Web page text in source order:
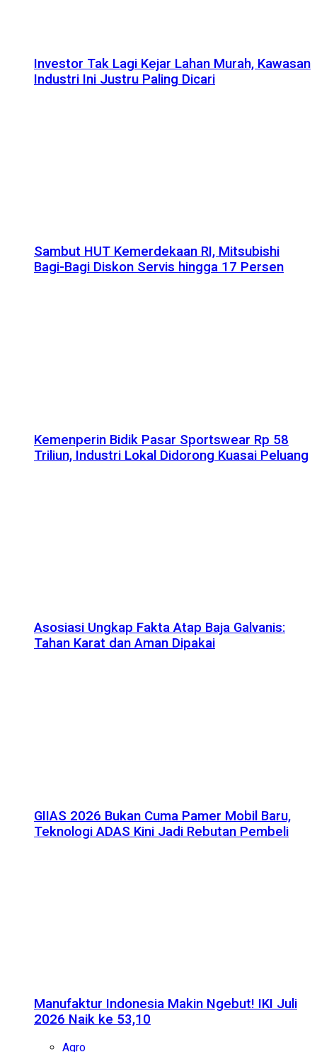
Investor Tak Lagi Kejar Lahan Murah, Kawasan
Industri Ini Justru Paling Dicari
Sambut HUT Kemerdekaan RI, Mitsubishi
Bagi-Bagi Diskon Servis hingga 17 Persen
Kemenperin Bidik Pasar Sportswear Rp 58
Triliun, Industri Lokal Didorong Kuasai Peluang
Asosiasi Ungkap Fakta Atap Baja Galvanis:
Tahan Karat dan Aman Dipakai
GIIAS 2026 Bukan Cuma Pamer Mobil Baru,
Teknologi ADAS Kini Jadi Rebutan Pembeli
Manufaktur Indonesia Makin Ngebut! IKI Juli
2026 Naik ke 53,10
Agro